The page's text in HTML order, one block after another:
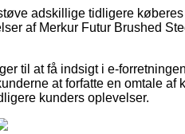
adskillige tidligere
af Merkur Futur Brushed
til at få indsigt i e-
at forfatte en omtale af
kunders oplevelser.